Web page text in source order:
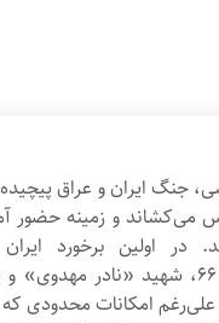
دهه ۶۰ شمسی، جنگ ایران و عراق
می‌کشاند و زمینه حضور
در اولین برخورد
خلیج‌فارس در سال ۶۶، شهید «نادر
علی‌رغم امکانات محدودی که